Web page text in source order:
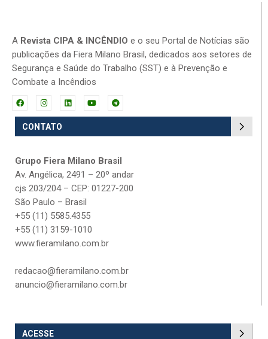
A Revista CIPA & INCÊNDIO e o seu Portal de Notícias são
publicações da Fiera Milano Brasil, dedicados aos setores de
Segurança e Saúde do Trabalho (SST) e à Prevenção e
Combate a Incêndios
CONTATO
Grupo Fiera Milano Brasil
Av. Angélica, 2491 – 20º andar
cjs 203/204 – CEP: 01227-200
São Paulo – Brasil
+55 (11) 5585.4355
+55 (11) 3159-1010
www.fieramilano.com.br
redacao@fieramilano.com.br
anuncio@fieramilano.com.br
ACESSE